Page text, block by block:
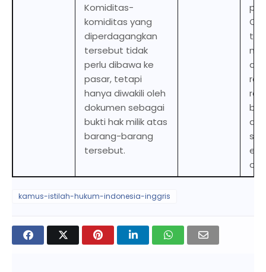
Komiditas-
komiditas yang
diperdagangkan
tersebut tidak
perlu dibawa ke
pasar, tetapi
hanya diwakili oleh
dokumen sebagai
bukti hak milik atas
barang-barang
tersebut.
a
by
kamus-istilah-hukum-indonesia-inggris